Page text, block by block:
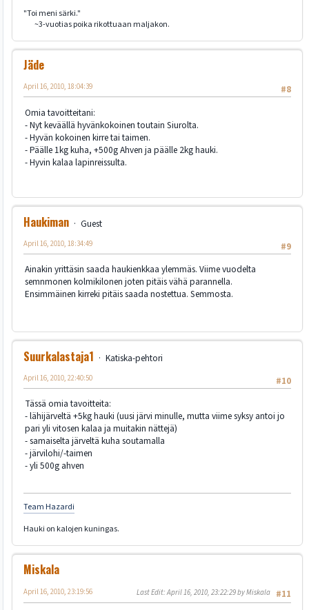
"Toi meni särki."
~3-vuotias poika rikottuaan maljakon.
Jäde
#8
April 16, 2010, 18:04:39
Omia tavoitteitani:
- Nyt keväällä hyvänkokoinen toutain Siurolta.
- Hyvän kokoinen kirre tai taimen.
- Päälle 1kg kuha, +500g Ahven ja päälle 2kg hauki.
- Hyvin kalaa lapinreissulta.
Haukiman
Guest
#9
April 16, 2010, 18:34:49
Ainakin yrittäsin saada haukienkkaa ylemmäs. Viime vuodelta
semnmonen kolmikilonen joten pitäis vähä parannella.
Ensimmäinen kirreki pitäis saada nostettua. Semmosta.
Suurkalastaja1
Katiska-pehtori
#10
April 16, 2010, 22:40:50
Tässä omia tavoitteita:
- lähijärveltä +5kg hauki (uusi järvi minulle, mutta viime syksy antoi jo
pari yli vitosen kalaa ja muitakin nättejä)
- samaiselta järveltä kuha soutamalla
- järvilohi/-taimen
- yli 500g ahven
Team Hazardi
Hauki on kalojen kuningas.
Miskala
#11
April 16, 2010, 23:19:56 Last Edit: April 16, 2010, 23:22:29 by Miskala